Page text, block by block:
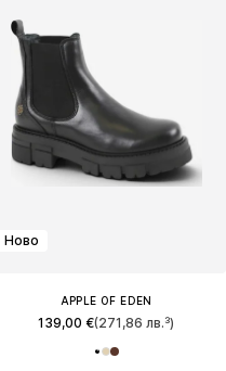
Ново
APPLE OF EDEN
139,00 €(271,86 лв.³)